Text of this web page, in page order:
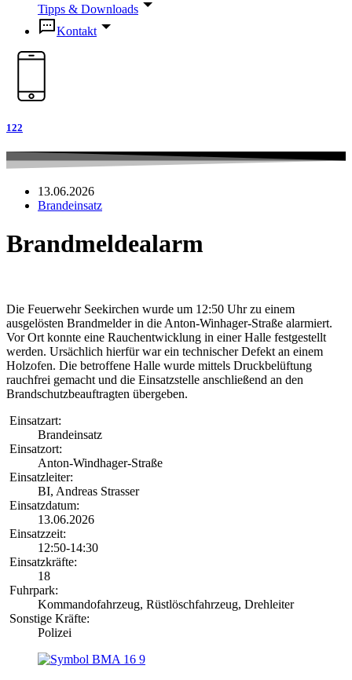
Tipps & Downloads
Kontakt
122
13.06.2026
Brandeinsatz
Brandmeldealarm
Die Feuerwehr Seekirchen wurde um 12:50 Uhr zu einem
ausgelösten Brandmelder in die Anton-Winhager-Straße alarmiert.
Vor Ort konnte eine Rauchentwicklung in einer Halle festgestellt
werden. Ursächlich hierfür war ein technischer Defekt an einem
Holzofen. Die betroffene Halle wurde mittels Druckbelüftung
rauchfrei gemacht und die Einsatzstelle anschließend an den
Brandschutzbeauftragten übergeben.
Einsatzart:
Brandeinsatz
Einsatzort:
Anton-Windhager-Straße
Einsatzleiter:
BI, Andreas Strasser
Einsatzdatum:
13.06.2026
Einsatzzeit:
12:50-14:30
Einsatzkräfte:
18
Fuhrpark:
Kommandofahrzeug, Rüstlöschfahrzeug, Drehleiter
Sonstige Kräfte:
Polizei